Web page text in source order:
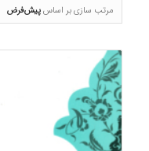
مرتب سازی بر اساسپیش‌فرض